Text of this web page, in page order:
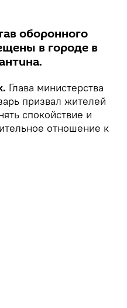
оборонного
в городе в
Глава министерства
призвал жителей
спокойствие и
отношение к